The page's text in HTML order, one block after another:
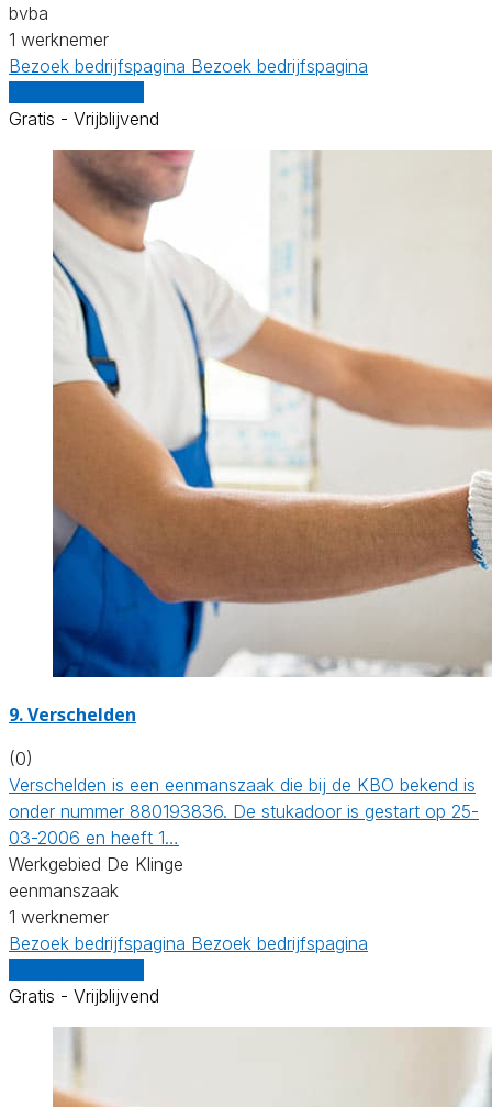
bvba
1 werknemer
Bezoek bedrijfspagina Bezoek bedrijfspagina
Gratis - Vrijblijvend
9. Verschelden
(0)
Verschelden is een eenmanszaak die bij de KBO bekend is
onder nummer 880193836. De stukadoor is gestart op 25-
03-2006 en heeft 1…
Werkgebied De Klinge
eenmanszaak
1 werknemer
Bezoek bedrijfspagina Bezoek bedrijfspagina
Gratis - Vrijblijvend